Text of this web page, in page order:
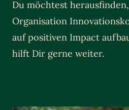
Du möchtest
Organisation
auf positiven Impact
hilft Dir gerne weiter.